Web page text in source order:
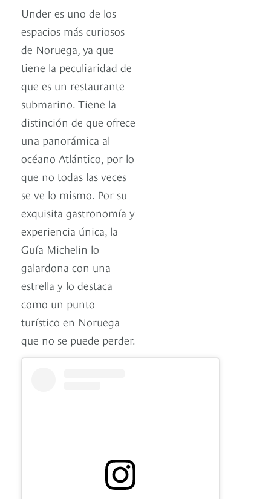
Under es uno de los
espacios más curiosos
de Noruega, ya que
tiene la peculiaridad de
que es un restaurante
submarino. Tiene la
distinción de que ofrece
una panorámica al
océano Atlántico, por lo
que no todas las veces
se ve lo mismo. Por su
exquisita gastronomía y
experiencia única, la
Guía Michelin lo
galardona con una
estrella y lo destaca
como un punto
turístico en Noruega
que no se puede perder.